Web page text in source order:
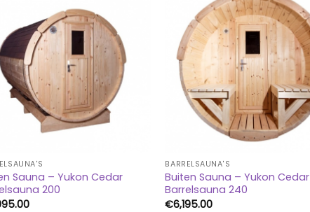
Sauna – Yukon Cedar
200
BARRELSAUNA'S
Buiten Sauna – Yukon Cedar
Barrelsauna 240
€6,195.00